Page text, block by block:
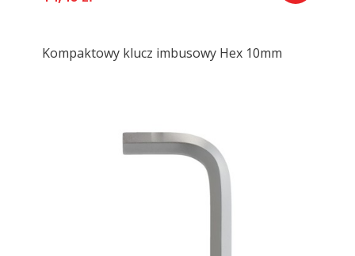
Kompaktowy klucz imbusowy Hex 10mm